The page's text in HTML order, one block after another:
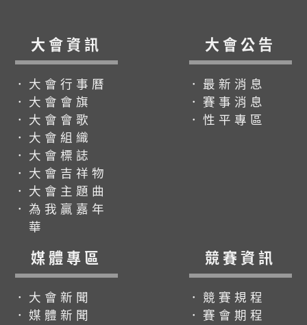
大會資訊
．大會行事曆
．大會會旗
．大會會歌
．大會組織
．大會標誌
．大會吉祥物
．大會主題曲
．為我贏嘉年
華
大會公告
．最新消息
．賽事消息
．性平專區
媒體專區
．大會新聞
．媒體新聞
競賽資訊
．競賽規程
．賽會期程